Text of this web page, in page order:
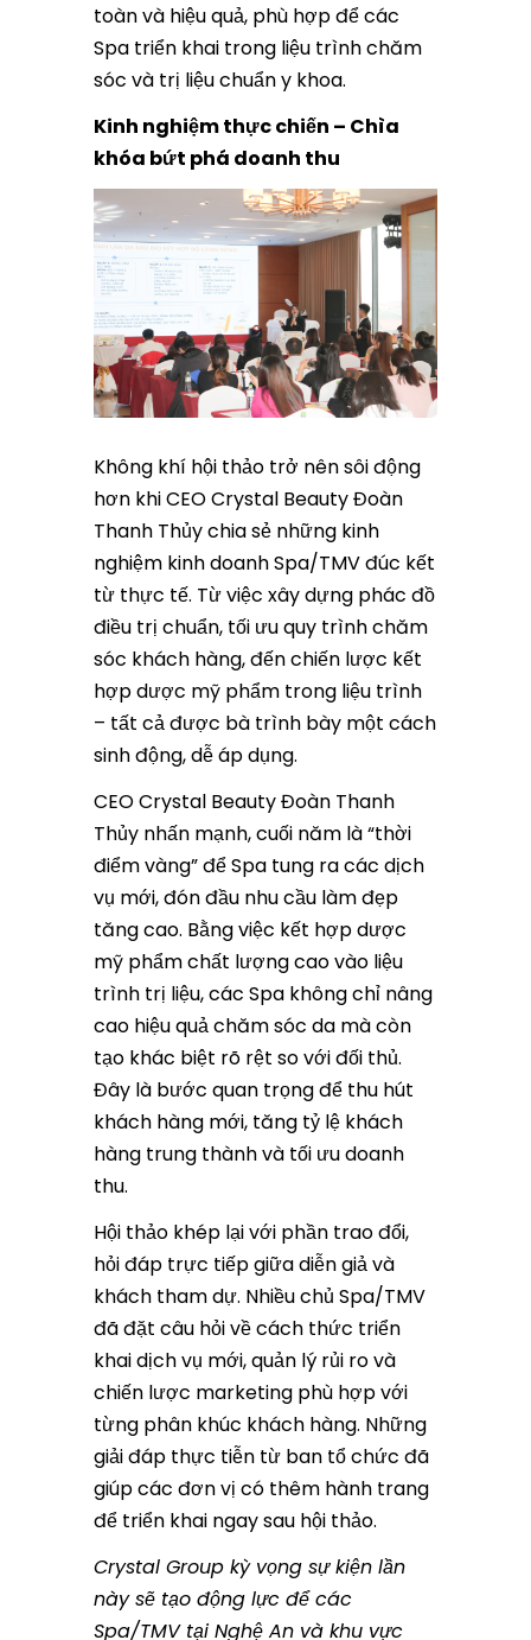
toàn và hiệu quả, phù hợp để các
Spa triển khai trong liệu trình chăm
sóc và trị liệu chuẩn y khoa.
Kinh nghiệm thực chiến – Chìa
khóa bứt phá doanh thu
Không khí hội thảo trở nên sôi động
hơn khi CEO Crystal Beauty Đoàn
Thanh Thủy chia sẻ những kinh
nghiệm kinh doanh Spa/TMV đúc kết
từ thực tế. Từ việc xây dựng phác đồ
điều trị chuẩn, tối ưu quy trình chăm
sóc khách hàng, đến chiến lược kết
hợp dược mỹ phẩm trong liệu trình
– tất cả được bà trình bày một cách
sinh động, dễ áp dụng.
CEO Crystal Beauty Đoàn Thanh
Thủy nhấn mạnh, cuối năm là “thời
điểm vàng” để Spa tung ra các dịch
vụ mới, đón đầu nhu cầu làm đẹp
tăng cao. Bằng việc kết hợp dược
mỹ phẩm chất lượng cao vào liệu
trình trị liệu, các Spa không chỉ nâng
cao hiệu quả chăm sóc da mà còn
tạo khác biệt rõ rệt so với đối thủ.
Đây là bước quan trọng để thu hút
khách hàng mới, tăng tỷ lệ khách
hàng trung thành và tối ưu doanh
thu.
Hội thảo khép lại với phần trao đổi,
hỏi đáp trực tiếp giữa diễn giả và
khách tham dự. Nhiều chủ Spa/TMV
đã đặt câu hỏi về cách thức triển
khai dịch vụ mới, quản lý rủi ro và
chiến lược marketing phù hợp với
từng phân khúc khách hàng. Những
giải đáp thực tiễn từ ban tổ chức đã
giúp các đơn vị có thêm hành trang
để triển khai ngay sau hội thảo.
Crystal Group kỳ vọng sự kiện lần
này sẽ tạo động lực để các
Spa/TMV tại Nghệ An và khu vực